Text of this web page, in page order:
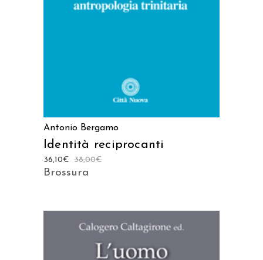
Antonio Bergamo
Identità reciprocanti
38,00€
36,10€
Brossura